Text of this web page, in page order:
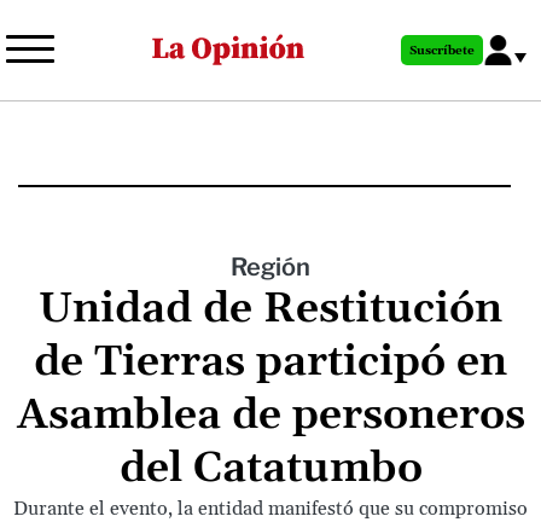
al
principal
Suscríbete
Región
Unidad de Restitución
de Tierras participó en
Asamblea de personeros
del Catatumbo
Durante el evento, la entidad manifestó que su compromiso